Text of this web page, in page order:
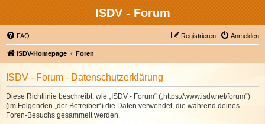
ISDV - Forum
FAQ Anmelden
Registrieren
ISDV-Homepage Foren
ISDV - Forum - Datenschutzerklärung
Diese Richtlinie beschreibt, wie „ISDV - Forum“ („https://www.isdv.net/forum“)
(im Folgenden „der Betreiber“) die Daten verwendet, die während deines
Foren-Besuchs gesammelt werden.